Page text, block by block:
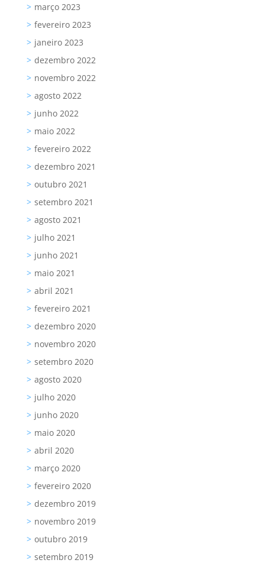
março 2023
fevereiro 2023
janeiro 2023
dezembro 2022
novembro 2022
agosto 2022
junho 2022
maio 2022
fevereiro 2022
dezembro 2021
outubro 2021
setembro 2021
agosto 2021
julho 2021
junho 2021
maio 2021
abril 2021
fevereiro 2021
dezembro 2020
novembro 2020
setembro 2020
agosto 2020
julho 2020
junho 2020
maio 2020
abril 2020
março 2020
fevereiro 2020
dezembro 2019
novembro 2019
outubro 2019
setembro 2019